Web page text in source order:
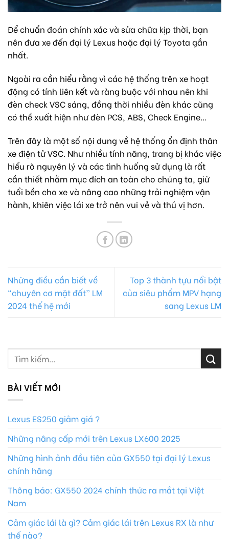
Để chuẩn đoán chính xác và sửa chữa kịp thời, bạn
nên đưa xe đến đại lý Lexus hoặc đại lý Toyota gần
nhất.
Ngoài ra cần hiểu rằng vì các hệ thống trên xe hoạt
động có tính liên kết và ràng buộc với nhau nên khi
đèn check VSC sáng, đồng thời nhiều đèn khác cũng
có thể xuất hiện như đèn PCS, ABS, Check Engine…
Trên đây là một số nội dung về hệ thống ổn định thân
xe điện tử VSC. Như nhiều tính năng, trang bị khác việc
hiểu rõ nguyên lý và các tình huống sử dụng là rất
cần thiết nhằm mục đích an toàn cho chúng ta, giữ
tuổi bền cho xe và nâng cao những trải nghiệm vận
hành, khiên việc lái xe trở nên vui vẻ và thú vị hơn.
Những điều cần biết về
“chuyên cơ mặt đất” LM
2024 thế hệ mới
Top 3 thành tựu nổi bật
của siêu phẩm MPV hạng
sang Lexus LM
BÀI VIẾT MỚI
Lexus ES250 giảm giá ?
Những nâng cấp mới trên Lexus LX600 2025
Những hình ảnh đầu tiên của GX550 tại đại lý Lexus
chính hãng
Thông báo: GX550 2024 chính thức ra mắt tại Việt
Nam
Cảm giác lái là gì? Cảm giác lái trên Lexus RX là như
thế nào?